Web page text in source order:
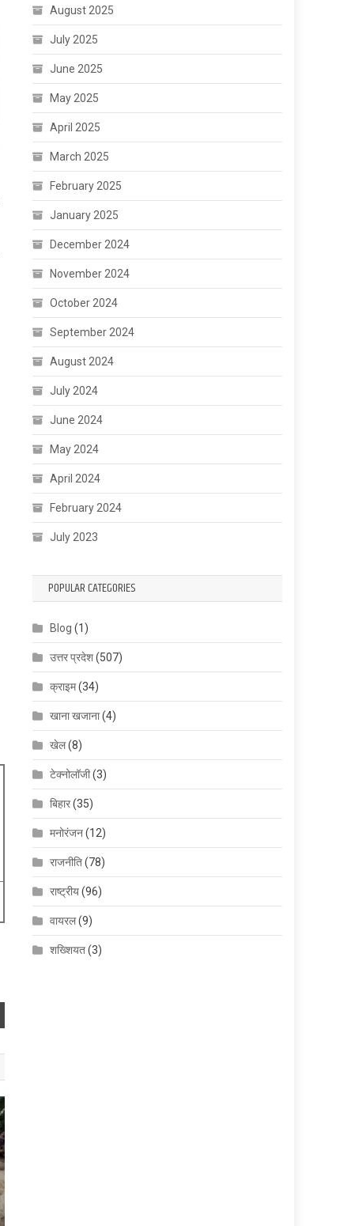
August 2025
July 2025
June 2025
May 2025
April 2025
March 2025
February 2025
January 2025
December 2024
November 2024
October 2024
September 2024
August 2024
July 2024
June 2024
May 2024
April 2024
February 2024
July 2023
POPULAR CATEGORIES
Blog (1)
उत्तर प्रदेश(507)
क्राइम(34)
खाना खजाना(4)
खेल(8)
टेक्नोलॉजी(3)
बिहार(35)
मनोरंजन(12)
राजनीति(78)
राष्ट्रीय(96)
वायरल(9)
शख्शियत(3)